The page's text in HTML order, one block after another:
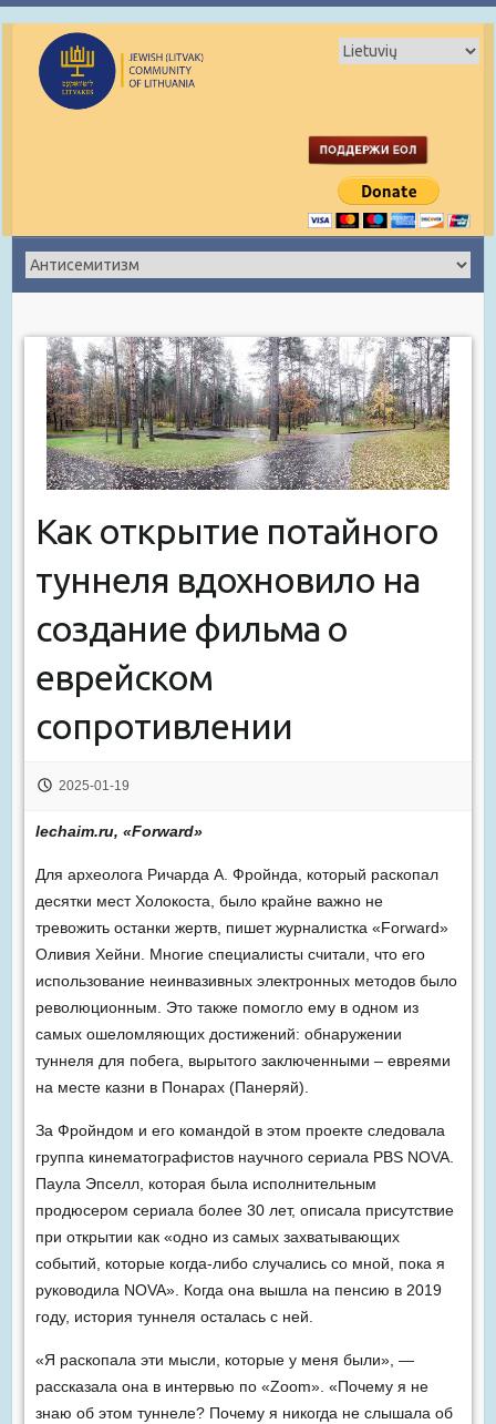
Как открытие потайного
туннеля вдохновило на
создание фильма о
еврейском
сопротивлении
2025-01-19
lechaim.ru, «Forward»
Для археолога Ричарда А. Фройнда, который раскопал
десятки мест Холокоста, было крайне важно не
тревожить останки жертв, пишет журналистка «Forward»
Оливия Хейни. Многие специалисты считали, что его
использование неинвазивных электронных методов было
революционным. Это также помогло ему в одном из
самых ошеломляющих достижений: обнаружении
туннеля для побега, вырытого заключенными – евреями
на месте казни в Понарах (Панеряй).
За Фройндом и его командой в этом проекте следовала
группа кинематографистов научного сериала PBS NOVA.
Паула Эпселл, которая была исполнительным
продюсером сериала более 30 лет, описала присутствие
при открытии как «одно из самых захватывающих
событий, которые когда-либо случались со мной, пока я
руководила NOVA». Когда она вышла на пенсию в 2019
году, история туннеля осталась с ней.
«Я раскопала эти мысли, которые у меня были», —
рассказала она в интервью по «Zoom». «Почему я не
знаю об этом туннеле? Почему я никогда не слышала об